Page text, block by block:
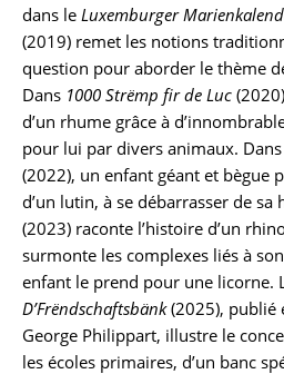
dans le Luxemburger
(2019) remet les notions
question pour aborder le thème
Dans 1000 Strëmp fir de Luc
d’un rhume grâce à
pour lui par divers animaux. Dans
(2022), un enfant géant et bègue
d’un lutin, à se débarrasser de sa
(2023) raconte l’histoire d’un
surmonte les complexes liés à
enfant le prend pour une licorne.
D’Frëndschaftsbänk(2025), publié
George Philippart, illustre le
les écoles primaires, d’un banc